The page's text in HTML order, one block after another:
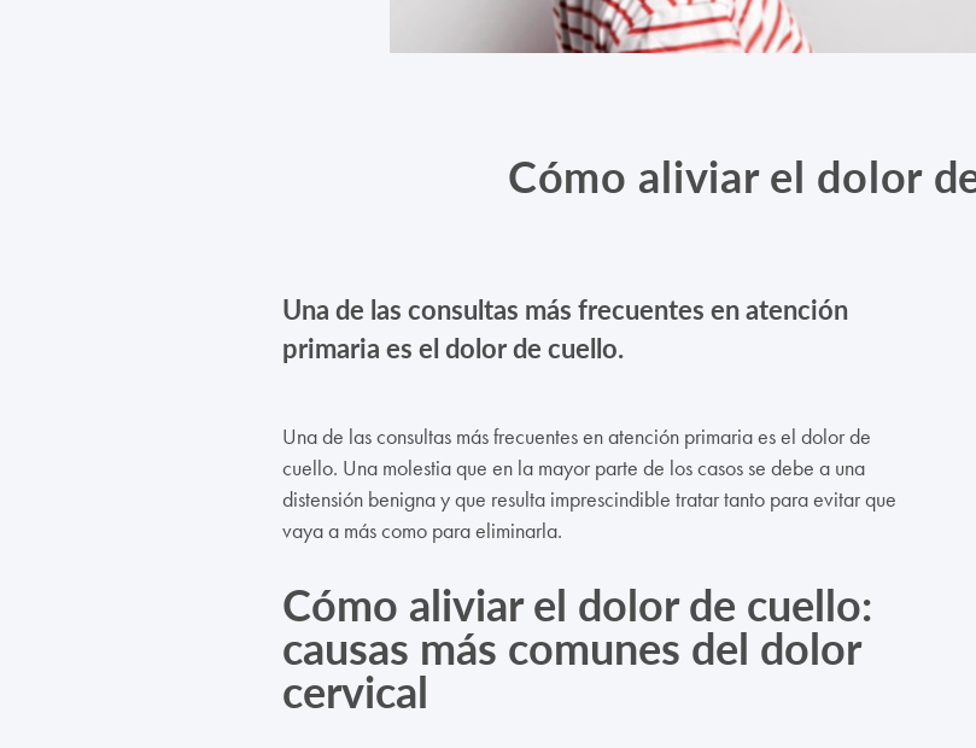
Cómo aliviar el dolor
Una de las consultas más frecuentes en atención
primaria es el dolor de cuello.
Una de las consultas más frecuentes en atención primaria es el dolor de
cuello. Una molestia que en la mayor parte de los casos se debe a una
distensión benigna y que resulta imprescindible tratar tanto para evitar que
vaya a más como para eliminarla.
Cómo aliviar el dolor de cuello:
causas más comunes del dolor
cervical